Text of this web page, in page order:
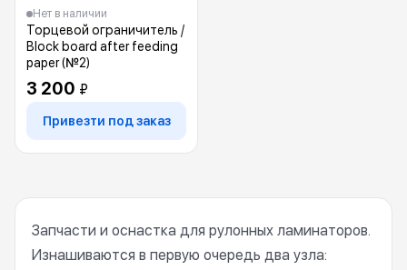
Нет в наличии
Торцевой ограничитель /
Block board after feeding
paper (№2)
3 200 ₽
Привезти под заказ
Запчасти и оснастка для рулонных ламинаторов.
Изнашиваются в первую очередь два узла: